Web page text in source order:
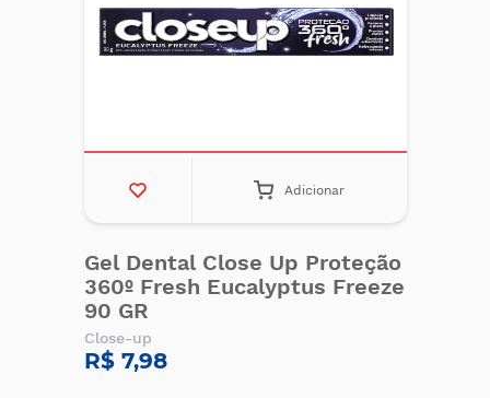
Adicionar
Gel Dental Close Up Proteção
360º Fresh Eucalyptus Freeze
90 GR
Close-up
R$ 7,98